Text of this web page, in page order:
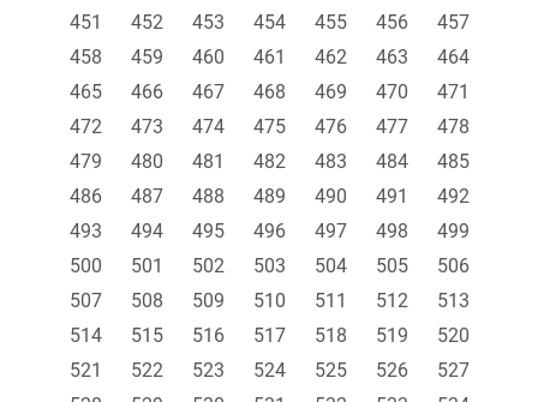
451
452 453 454 455 456
457
458
459 460 461 462 463
464
465
466 467 468 469 470
471
472
473 474 475 476 477
478
479
480 481 482 483 484
485
486
487 488 489 490 491
492
493
494 495 496 497 498
499
500
501 502 503 504 505
506
507
508 509 510 511 512
513
514
515 516 517 518 519
520
521
522 523 524 525 526
527